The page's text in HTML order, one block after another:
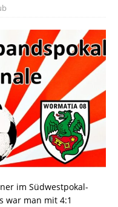
im Südwestpokal-
war man mit 4:1